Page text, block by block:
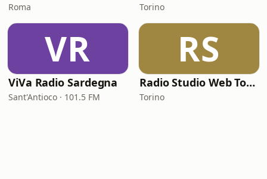
Roma Torino
VR
ViVa Radio Sardegna
Sant'Antioco · 101.5 FM
RS
Radio Studio Web Torino
Torino